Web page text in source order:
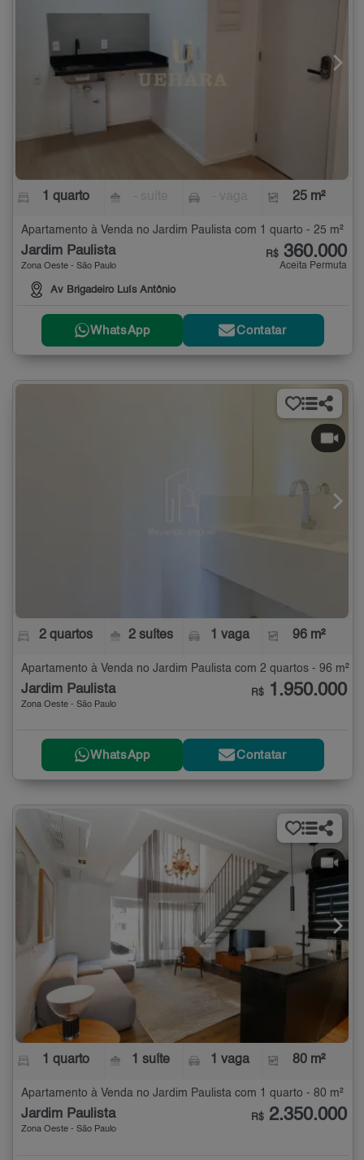
1 quarto 25 m²
Apartamento à Venda no Jardim Paulista com 1 quarto - 25 m²
Jardim Paulista
Zona Oeste - São Paulo
Av Brigadeiro Luís Antônio
R$ 360.000
Aceita Permuta
WhatsApp Contatar
2 quartos 2 suítes 1 vaga 96 m²
Apartamento à Venda no Jardim Paulista com 2 quartos - 96 m²
Jardim Paulista
Zona Oeste - São Paulo
R$ 1.950.000
WhatsApp Contatar
1 quarto 1 suíte 1 vaga 80 m²
Apartamento à Venda no Jardim Paulista com 1 quarto - 80 m²
Jardim Paulista
Zona Oeste - São Paulo
R$ 2.350.000